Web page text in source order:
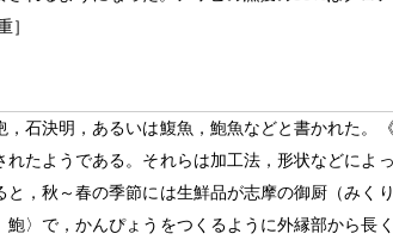
］
，石決明，あるいは鰒魚，鮑魚などと書かれた。
れたようである。それらは加工法，形状などによ
と，秋～春の季節には生鮮品が志摩の御厨（みく
鮑〉で，かんぴょうをつくるように外縁部から長